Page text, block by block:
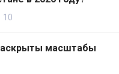
10
масштабы